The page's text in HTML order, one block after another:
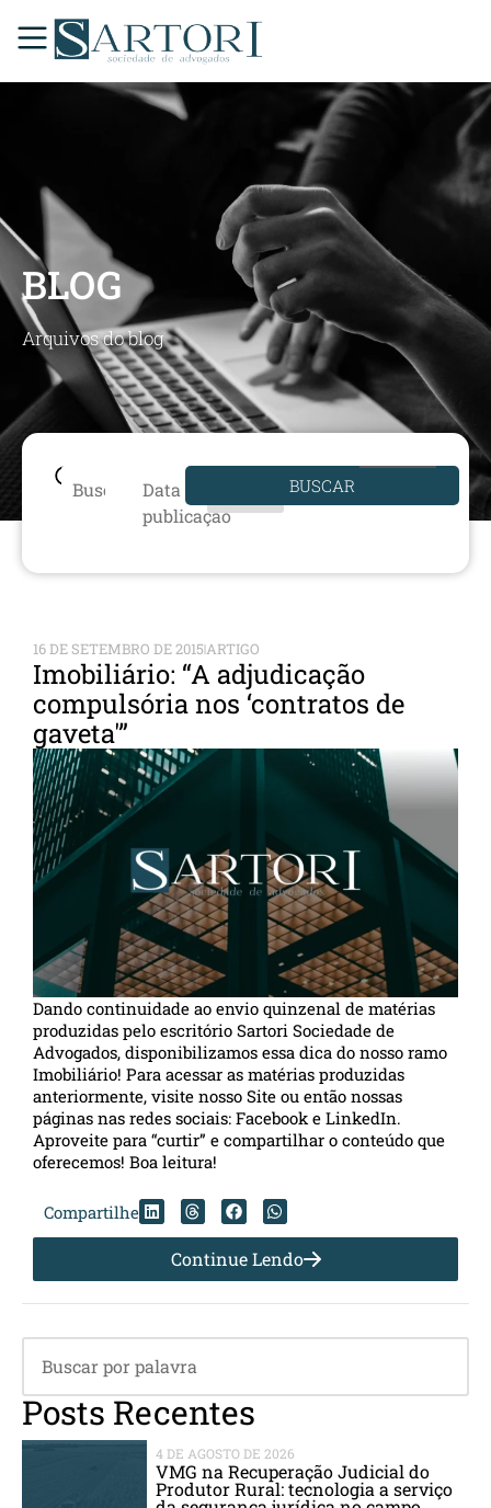
BLOG
Arquivos do blog
Data de
publicação
BUSCAR
16 DE SETEMBRO DE 2015ARTIGO
Imobiliário: “A adjudicação
compulsória nos ‘contratos de
gaveta'”
Dando continuidade ao envio quinzenal de matérias
produzidas pelo escritório Sartori Sociedade de
Advogados, disponibilizamos essa dica do nosso ramo
Imobiliário! Para acessar as matérias produzidas
anteriormente, visite nosso Site ou então nossas
páginas nas redes sociais: Facebook e LinkedIn.
Aproveite para “curtir” e compartilhar o conteúdo que
oferecemos! Boa leitura!
Compartilhe
Continue Lendo
Posts Recentes
4 DE AGOSTO DE 2026
VMG na Recuperação Judicial do
Produtor Rural: tecnologia a serviço